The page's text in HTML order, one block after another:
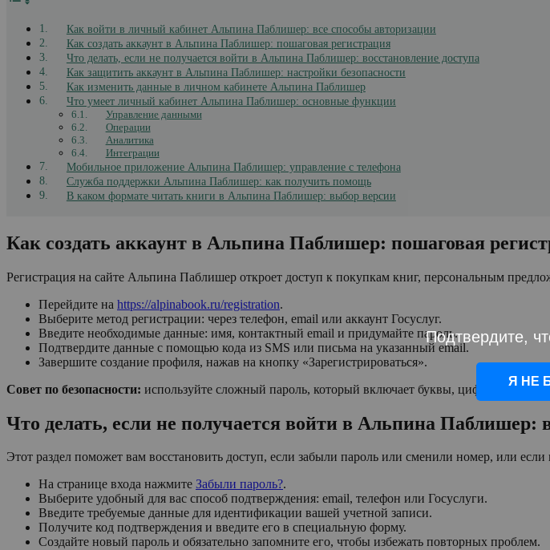
Как войти в личный кабинет Альпина Паблишер: все способы авторизации
Как создать аккаунт в Альпина Паблишер: пошаговая регистрация
Что делать, если не получается войти в Альпина Паблишер: восстановление доступа
Как защитить аккаунт в Альпина Паблишер: настройки безопасности
Как изменить данные в личном кабинете Альпина Паблишер
Что умеет личный кабинет Альпина Паблишер: основные функции
Управление данными
Операции
Аналитика
Интеграции
Мобильное приложение Альпина Паблишер: управление с телефона
Служба поддержки Альпина Паблишер: как получить помощь
В каком формате читать книги в Альпина Паблишер: выбор версии
Как создать аккаунт в Альпина Паблишер: пошаговая
Регистрация на сайте Альпина Паблишер откроет доступ к покупкам книг, персональным
Перейдите на https://alpinabook.ru/registration.
Выберите метод регистрации: через телефон, email или аккаунт Госуслуг.
Введите необходимые данные: имя, контактный email и придумайте пароль.
Подтвердите данные с помощью кода из SMS или письма на указанный email.
Завершите создание профиля, нажав на кнопку «Зарегистрироваться».
Совет по безопасности: используйте сложный пароль, который включает буквы, цифры и
Что делать, если не получается войти в Альпина Паблишер:
Этот раздел поможет вам восстановить доступ, если забыли пароль или сменили номер, или
На странице входа нажмите Забыли пароль?.
Выберите удобный для вас способ подтверждения: email, телефон или Госуслуги.
Введите требуемые данные для идентификации вашей учетной записи.
Получите код подтверждения и введите его в специальную форму.
Создайте новый пароль и обязательно запомните его, чтобы избежать повторных проблем.
Подтвердите,
Я НЕ